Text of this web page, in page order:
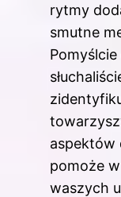
rytmy
smutne
aspektów
pomoże
waszych